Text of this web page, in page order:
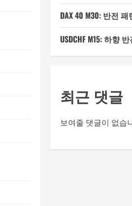
DAX 40 M30: 반전
USDCHF M15: 하향
최근 댓글
보여줄 댓글이 없습